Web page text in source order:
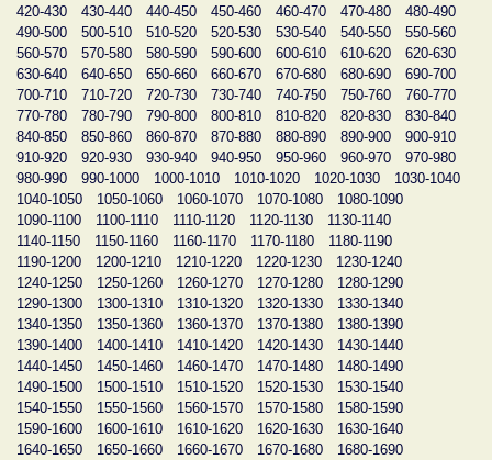
420-430
430-440 440-450 450-460 460-470 470-480
480-490
490-500
500-510 510-520 520-530 530-540 540-550
550-560
560-570
570-580 580-590 590-600 600-610 610-620
620-630
630-640
640-650 650-660 660-670 670-680 680-690
690-700
700-710
710-720 720-730 730-740 740-750 750-760
760-770
770-780
780-790 790-800 800-810 810-820 820-830
830-840
840-850
850-860 860-870 870-880 880-890 890-900
900-910
910-920
920-930 930-940 940-950 950-960 960-970
970-980
980-990
990-1000 1000-1010 1010-1020 1020-1030
1030-1040
1040-1050
1050-1060 1060-1070 1070-1080
1080-1090
1090-1100
1100-1110 1110-1120 1120-1130
1130-1140
1140-1150
1150-1160 1160-1170 1170-1180
1180-1190
1190-1200
1200-1210 1210-1220 1220-1230
1230-1240
1240-1250
1250-1260 1260-1270 1270-1280
1280-1290
1290-1300
1300-1310 1310-1320 1320-1330
1330-1340
1340-1350
1350-1360 1360-1370 1370-1380
1380-1390
1390-1400
1400-1410 1410-1420 1420-1430
1430-1440
1440-1450
1450-1460 1460-1470 1470-1480
1480-1490
1490-1500
1500-1510 1510-1520 1520-1530
1530-1540
1540-1550
1550-1560 1560-1570 1570-1580
1580-1590
1590-1600
1600-1610 1610-1620 1620-1630
1630-1640
1640-1650
1650-1660 1660-1670 1670-1680
1680-1690